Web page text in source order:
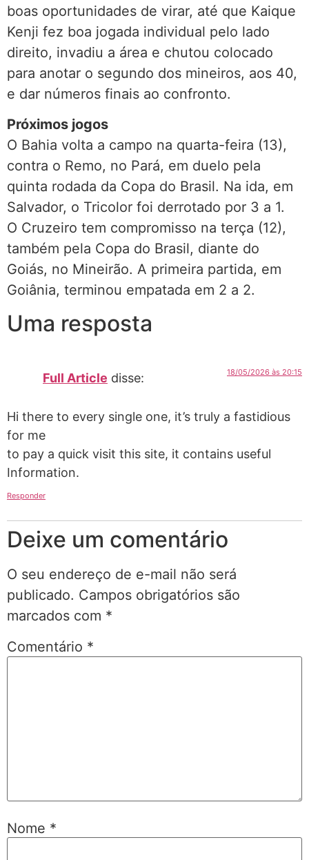
boas oportunidades de virar, até que Kaique
Kenji fez boa jogada individual pelo lado
direito, invadiu a área e chutou colocado
para anotar o segundo dos mineiros, aos 40,
e dar números finais ao confronto.
Próximos jogos
O Bahia volta a campo na quarta-feira (13),
contra o Remo, no Pará, em duelo pela
quinta rodada da Copa do Brasil. Na ida, em
Salvador, o Tricolor foi derrotado por 3 a 1.
O Cruzeiro tem compromisso na terça (12),
também pela Copa do Brasil, diante do
Goiás, no Mineirão. A primeira partida, em
Goiânia, terminou empatada em 2 a 2.
Uma resposta
Full Article disse: 18/05/2026 às 20:15
Hi there to every single one, it’s truly a fastidious
for me
to pay a quick visit this site, it contains useful
Information.
Responder
Deixe um comentário
O seu endereço de e-mail não será
publicado. Campos obrigatórios são
marcados com *
Comentário *
Nome *